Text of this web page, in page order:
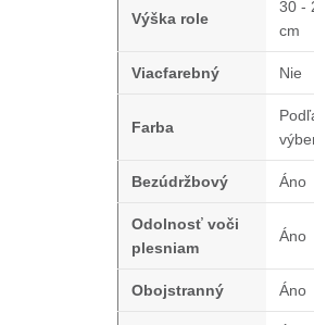
Výška role
30 -
cm
Viacfarebný Nie
Farba
Bezúdržbový Áno
Odolnosť voči
plesniam
Áno
Obojstranný Áno